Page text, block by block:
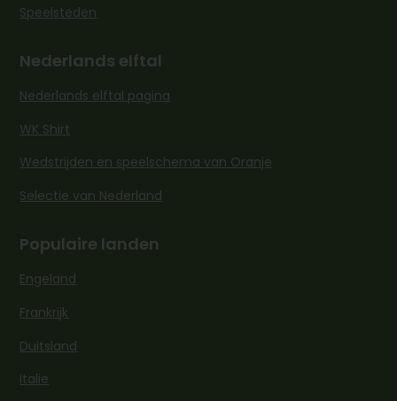
Speelsteden
Nederlands elftal
Nederlands elftal pagina
WK Shirt
Wedstrijden en speelschema van Oranje
Selectie van Nederland
Populaire landen
Engeland
Frankrijk
Duitsland
Italie